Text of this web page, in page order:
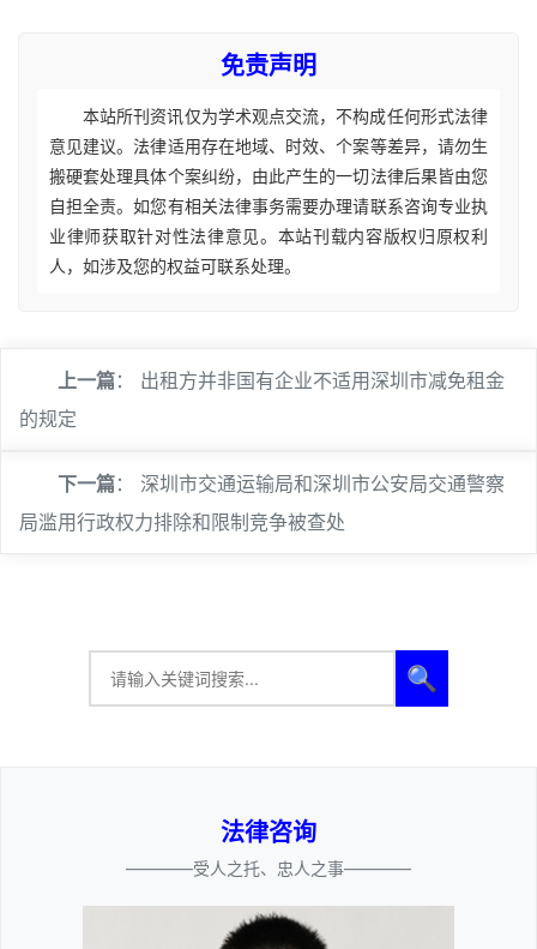
免责声明
本站所刊资讯仅为学术观点交流，不构成任何形式法律
意见建议。法律适用存在地域、时效、个案等差异，请勿生
搬硬套处理具体个案纠纷，由此产生的一切法律后果皆由您
自担全责。如您有相关法律事务需要办理请联系咨询专业执
业律师获取针对性法律意见。本站刊载内容版权归原权利
人，如涉及您的权益可联系处理。
上一篇： 出租方并非国有企业不适用深圳市减免租金
的规定
下一篇： 深圳市交通运输局和深圳市公安局交通警察
局滥用行政权力排除和限制竞争被查处
🔍
法律咨询
————受人之托、忠人之事————